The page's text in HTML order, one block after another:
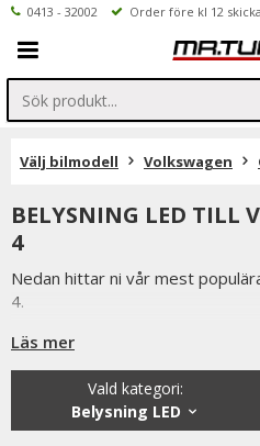
0413 - 32002 Order före kl 12
Välj bilmodell Volkswagen
BELYSNING LED TILL
4
Nedan hittar ni vår mest
4.
Är det något ni undrar över eller
Ni når oss på 041332002
info@mrtuning.se
Läs mer
Vald kategori:
Belysning LED